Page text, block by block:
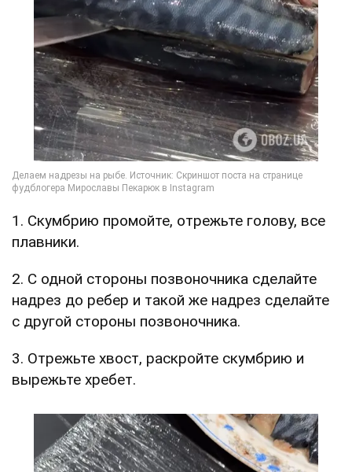
1. Скумбрию промойте, отрежьте голову, все
плавники.
2. С одной стороны позвоночника сделайте
надрез до ребер и такой же надрез сделайте
с другой стороны позвоночника.
3. Отрежьте хвост, раскройте скумбрию и
вырежьте хребет.